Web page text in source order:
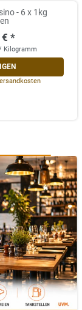
- 6 x 1kg
€ *
Kilogramm